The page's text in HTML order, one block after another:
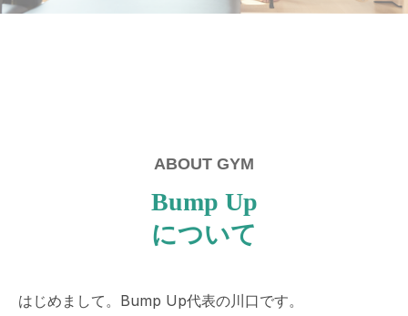
ABOUT GYM
Bump Up
について
はじめまして。Bump Up代表の川口です。